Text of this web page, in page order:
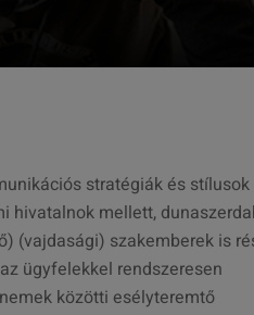
stratégiák és
hivatalnok mellett,
(vajdasági) szakemberek is
ügyfelekkel rendszeresen
közötti esélyteremtő